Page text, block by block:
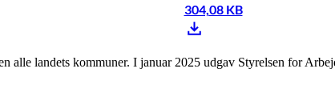
304,08 KB
alle landets kommuner. I januar 2025 udgav Styrelsen for